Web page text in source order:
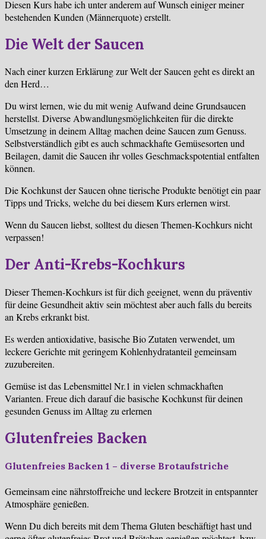
Diesen Kurs habe ich unter anderem auf Wunsch einiger meiner
bestehenden Kunden (Männerquote) erstellt.
Die Welt der Saucen
Nach einer kurzen Erklärung zur Welt der Saucen geht es direkt an
den Herd…
Du wirst lernen, wie du mit wenig Aufwand deine Grundsaucen
herstellst. Diverse Abwandlungsmöglichkeiten für die direkte
Umsetzung in deinem Alltag machen deine Saucen zum Genuss.
Selbstverständlich gibt es auch schmackhafte Gemüsesorten und
Beilagen, damit die Saucen ihr volles Geschmackspotential entfalten
können.
Die Kochkunst der Saucen ohne tierische Produkte benötigt ein paar
Tipps und Tricks, welche du bei diesem Kurs erlernen wirst.
Wenn du Saucen liebst, solltest du diesen Themen-Kochkurs nicht
verpassen!
Der Anti-Krebs-Kochkurs
Dieser Themen-Kochkurs ist für dich geeignet, wenn du präventiv
für deine Gesundheit aktiv sein möchtest aber auch falls du bereits
an Krebs erkrankt bist.
Es werden antioxidative, basische Bio Zutaten verwendet, um
leckere Gerichte mit geringem Kohlenhydratanteil gemeinsam
zuzubereiten.
Gemüse ist das Lebensmittel Nr.1 in vielen schmackhaften
Varianten. Freue dich darauf die basische Kochkunst für deinen
gesunden Genuss im Alltag zu erlernen
Glutenfreies Backen
Glutenfreies Backen 1 – diverse Brotaufstriche
Gemeinsam eine nährstoffreiche und leckere Brotzeit in entspannter
Atmosphäre genießen.
Wenn Du dich bereits mit dem Thema Gluten beschäftigt hast und